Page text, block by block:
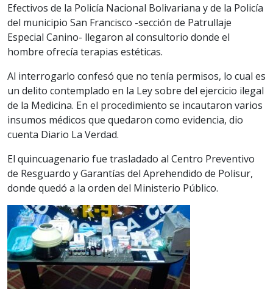
Efectivos de la Policía Nacional Bolivariana y de la Policía
del municipio San Francisco -sección de Patrullaje
Especial Canino- llegaron al consultorio donde el
hombre ofrecía terapias estéticas.
Al interrogarlo confesó que no tenía permisos, lo cual es
un delito contemplado en la Ley sobre del ejercicio ilegal
de la Medicina. En el procedimiento se incautaron varios
insumos médicos que quedaron como evidencia, dio
cuenta Diario La Verdad.
El quincuagenario fue trasladado al Centro Preventivo
de Resguardo y Garantías del Aprehendido de Polisur,
donde quedó a la orden del Ministerio Público.